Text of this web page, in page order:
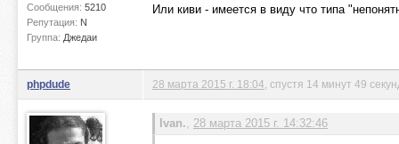
Сообщения: 5210
Репутация: N
Группа: Джедаи
Или киви - имеется в виду что типа
phpdude 28 марта 2015 г. 18:04 , спустя 14 минут 49
Ivan., 28 марта 2015 г. 14:32:46